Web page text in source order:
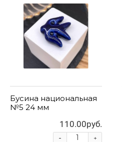
Бусина национальная
№5 24 мм
110.00руб.
+
-